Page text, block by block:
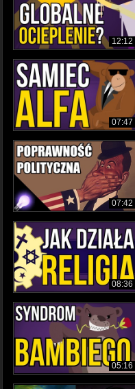
12:12
07:47
07:42
08:36
05:16